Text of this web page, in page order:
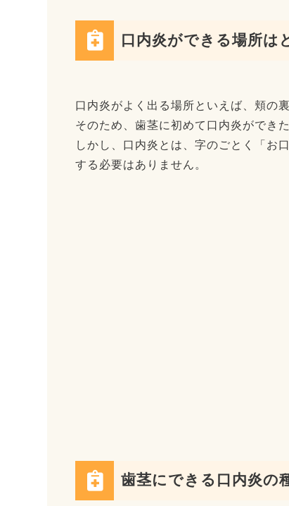
口内炎ができる場所は
口内炎がよく出る場所といえば、頬の
そのため、歯茎に初めて口内炎ができ
しかし、口内炎とは、字のごとく「お
する必要はありません。
歯茎にできる口内炎の